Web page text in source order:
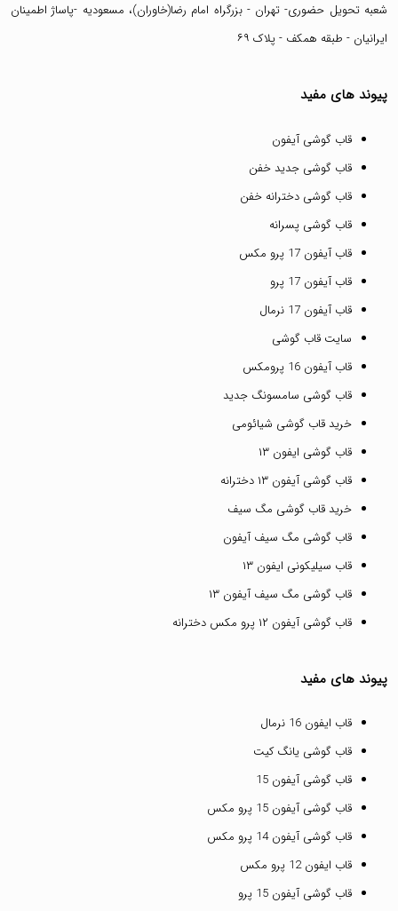
شعبه تحویل حضوری- تهران - بزرگراه امام رضا(خاوران)، مسعودیه -پاساژ اطمینان
ایرانیان - طبقه همکف - پلاک ۶۹
پیوند های مفید
قاب گوشی آیفون
قاب گوشی جدید خفن
قاب گوشی دخترانه خفن
قاب گوشی پسرانه
قاب آیفون 17 پرو مکس
قاب آیفون 17 پرو
قاب آیفون 17 نرمال
سایت قاب گوشی
قاب آیفون 16 پرومکس
قاب گوشی سامسونگ جدید
خرید قاب گوشی شیائومی
قاب گوشی ایفون ۱۳
قاب گوشی آیفون ۱۳ دخترانه
خرید قاب گوشی مگ سیف
قاب گوشی مگ سیف آیفون
قاب سیلیکونی ایفون ۱۳
قاب گوشی مگ سیف آیفون ۱۳
قاب گوشی آیفون ۱۲ پرو مکس دخترانه
پیوند های مفید
قاب ایفون 16 نرمال
قاب گوشی یانگ کیت
قاب گوشی آیفون 15
قاب گوشی آیفون 15 پرو مکس
قاب گوشی آیفون 14 پرو مکس
قاب ایفون 12 پرو مکس
قاب گوشی آیفون 15 پرو